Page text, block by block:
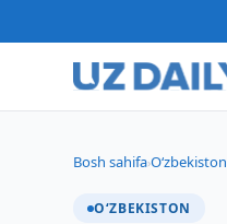
Bosh sahifa›O‘zbekiston
O‘ZBEKISTON